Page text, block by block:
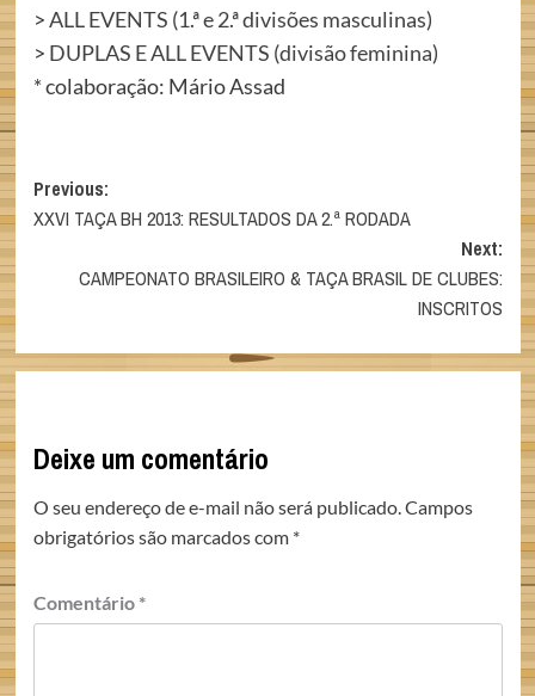
>ALL EVENTS (1.ª e 2.ª divisões masculinas)
> DUPLAS E ALL EVENTS (divisão feminina)
* colaboração: Mário Assad
Post
navigation
Previous:
XXVI TAÇA BH 2013: RESULTADOS DA 2.ª RODADA
Next:
CAMPEONATO BRASILEIRO & TAÇA BRASIL DE CLUBES:
INSCRITOS
Deixe um comentário
O seu endereço de e-mail não será publicado.Campos
obrigatórios são marcados com *
Comentário *